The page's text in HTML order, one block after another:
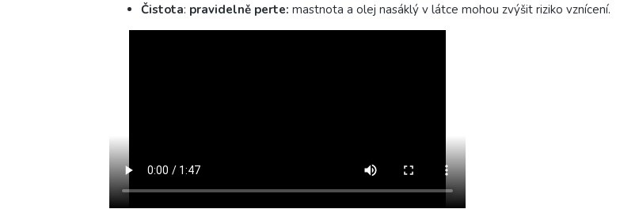
Čistota: pravidelně perte: mastnota a olej nasáklý v látce mohou zvýšit riziko vznícení.